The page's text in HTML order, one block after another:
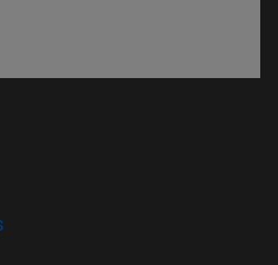
ventana)
(abre en nueva ventana)
en nueva ventana)